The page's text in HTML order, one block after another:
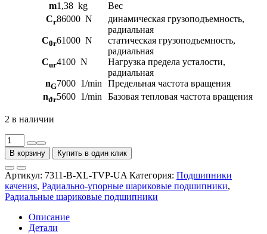
m1,38 kg
Вес
Cr86000 N
динамическая грузоподъемность,
радиальная
C0r61000 N
статическая грузоподъемность,
радиальная
Cur4100 N
Нагрузка предела усталости,
радиальная
nG7000 1/min
Предельная частота вращения
nϑr5600 1/min Базовая тепловая частота вращения
2 в наличии
Количество
товара
Радиально-
упорные
шариковые
подшипники
7311-
XL-
В корзину Купить в один клик
Артикул: 7311-B-XL-TVP-UA Категория: Подшипники
качения, Радиально-упорные шариковые подшипники,
Радиальные шариковые подшипники
Описание
Детали